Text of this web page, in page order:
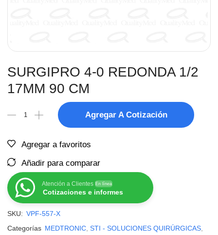
SURGIPRO 4-0 REDONDA 1/2
17MM 90 CM
Agregar A Cotización
Agregar a favoritos
Añadir para comparar
Atención a Clientes En línea
Cotizaciones e informes
SKU: VPF-557-X
Categorías MEDTRONIC STI - SOLUCIONES QUIRÚRGICAS